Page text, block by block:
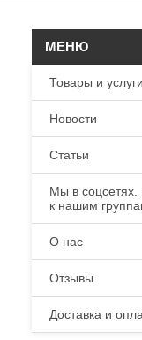
Товары и услуги
Новости
Статьи
Мы в соцсетях.
к нашим
О нас
Отзывы
Доставка и